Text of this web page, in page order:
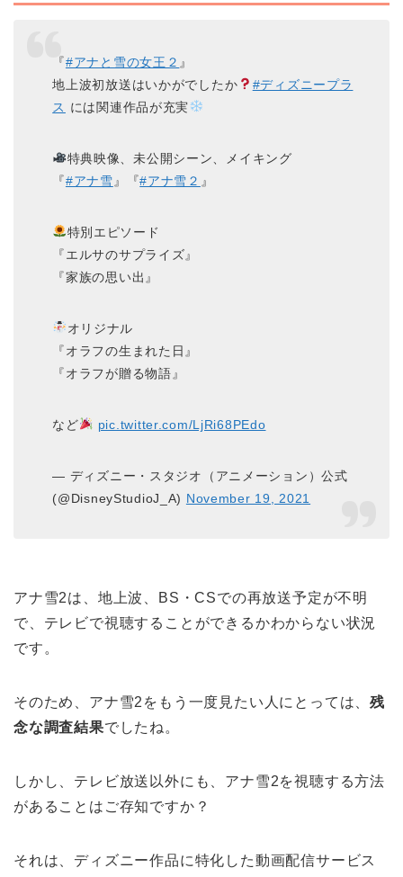
『#アナと雪の女王２ 』
地上波初放送はいかがでしたか
#ディズニープラ
ス には関連作品が充実
特典映像、未公開シーン、メイキング
『#アナ雪 』『#アナ雪２ 』
特別エピソード
『エルサのサプライズ』
『家族の思い出』
オリジナル
『オラフの生まれた日』
『オラフが贈る物語』
など pic.twitter.com/LjRi68PEdo
— ディズニー・スタジオ（アニメーション）公式
(@DisneyStudioJ_A) November 19, 2021
アナ雪2は、地上波、BS・CSでの再放送予定が不明
で、テレビで視聴することができるかわからない状況
です。
そのため、アナ雪2をもう一度見たい人にとっては、残
念な調査結果でしたね。
しかし、テレビ放送以外にも、アナ雪2を視聴する方法
があることはご存知ですか？
それは、ディズニー作品に特化した動画配信サービス